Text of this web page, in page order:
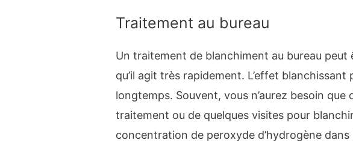
Traitement au bureau
Un traitement de blanchiment au bureau peut
qu’il agit très rapidement. L’effet blanchissant
longtemps. Souvent, vous n’aurez besoin que
traitement ou de quelques visites pour
concentration de peroxyde d’hydrogène